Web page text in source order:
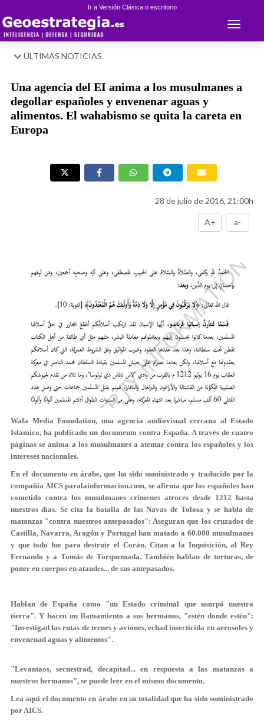
Ir a Versión Clásica o escritorio
Toggle
ÚLTIMAS NOTICIAS
Una agencia del EI anima a los musulmanes a
degollar españoles y envenenar aguas y
alimentos. El wahabismo se quita la careta en
Europa
28 de julio de 2016, 21:00h
A+ a-
Wafa Media Foundation, una agencia audiovisual cercana al Estado
Islámico, ha publicado un documento contra España. A través de cuatro
páginas se anima a los musulmanes a atentar contra los españoles y los
intereses nacionales.
En el documento en árabe, que ha sido suministrado y traducido por la
compañía AICS paralainformacion.com, se afirma que los españoles han
cometido contra los musulmanes crímenes atroces desde 1212 hasta
nuestros días. Se cita la batalla de las Navas de Tolosa y se habla de
matanzas "contra nuestros antepasados": Aseguran que los cruzados de
Castilla, Navarra, Aragón y Portugal han matado a 60.000 musulmanes
y que todo fue para destruir el Corán. Citan a la Inquisición, al Rey
Fernando y a Tomás de Torquemada. También hablan de torturas, de
poner en cuerpos en ataudes... de sus antepasados.
Hablan de España como "un Estado criminal que usurpó nuestra
tierra". Y hacen un llamamiento a sus hermanos, "estén donde estén":
"Investigad las rutas de trenes y aviones, echad insecticida en aerosoles y
envenenad aguas y alimentos".
"Levantaos, secuestrad, decapitad... en respuesta a las matanzas a
nuestros hermanos", se puede leer en el mismo documento.
Lea aquí el documento en árabe en su totalidad que ha sido suministrado
por AICS.